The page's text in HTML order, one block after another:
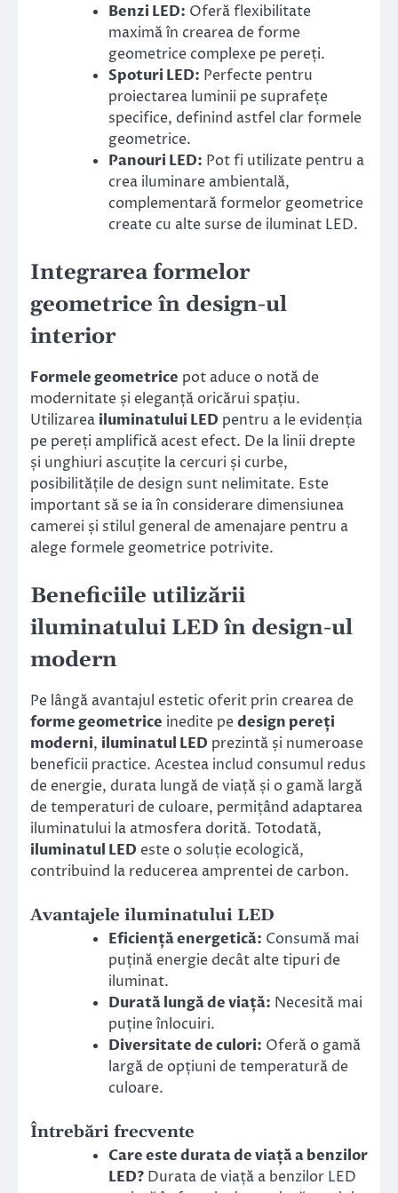
Benzi LED: Oferă flexibilitate
maximă în crearea de forme
geometrice complexe pe pereți.
Spoturi LED: Perfecte pentru
proiectarea luminii pe suprafețe
specifice, definind astfel clar formele
geometrice.
Panouri LED: Pot fi utilizate pentru a
crea iluminare ambientală,
complementară formelor geometrice
create cu alte surse de iluminat LED.
Integrarea formelor
geometrice în design-ul
interior
Formele geometrice pot aduce o notă de
modernitate și eleganță oricărui spațiu.
Utilizarea iluminatului LED pentru a le evidenția
pe pereți amplifică acest efect. De la linii drepte
și unghiuri ascuțite la cercuri și curbe,
posibilitățile de design sunt nelimitate. Este
important să se ia în considerare dimensiunea
camerei și stilul general de amenajare pentru a
alege formele geometrice potrivite.
Beneficiile utilizării
iluminatului LED în design-ul
modern
Pe lângă avantajul estetic oferit prin crearea de
forme geometrice inedite pedesign pereți
moderni, iluminatul LED prezintă și numeroase
beneficii practice. Acestea includ consumul redus
de energie, durata lungă de viață și o gamă largă
de temperaturi de culoare, permițând adaptarea
iluminatului la atmosfera dorită. Totodată,
iluminatul LED este o soluție ecologică,
contribuind la reducerea amprentei de carbon.
Avantajele iluminatului LED
Eficiență energetică: Consumă mai
puțină energie decât alte tipuri de
iluminat.
Durată lungă de viață: Necesită mai
puține înlocuiri.
Diversitate de culori: Oferă o gamă
largă de opțiuni de temperatură de
culoare.
Întrebări frecvente
Care este durata de viață a benzilor
LED? Durata de viață a benzilor LED